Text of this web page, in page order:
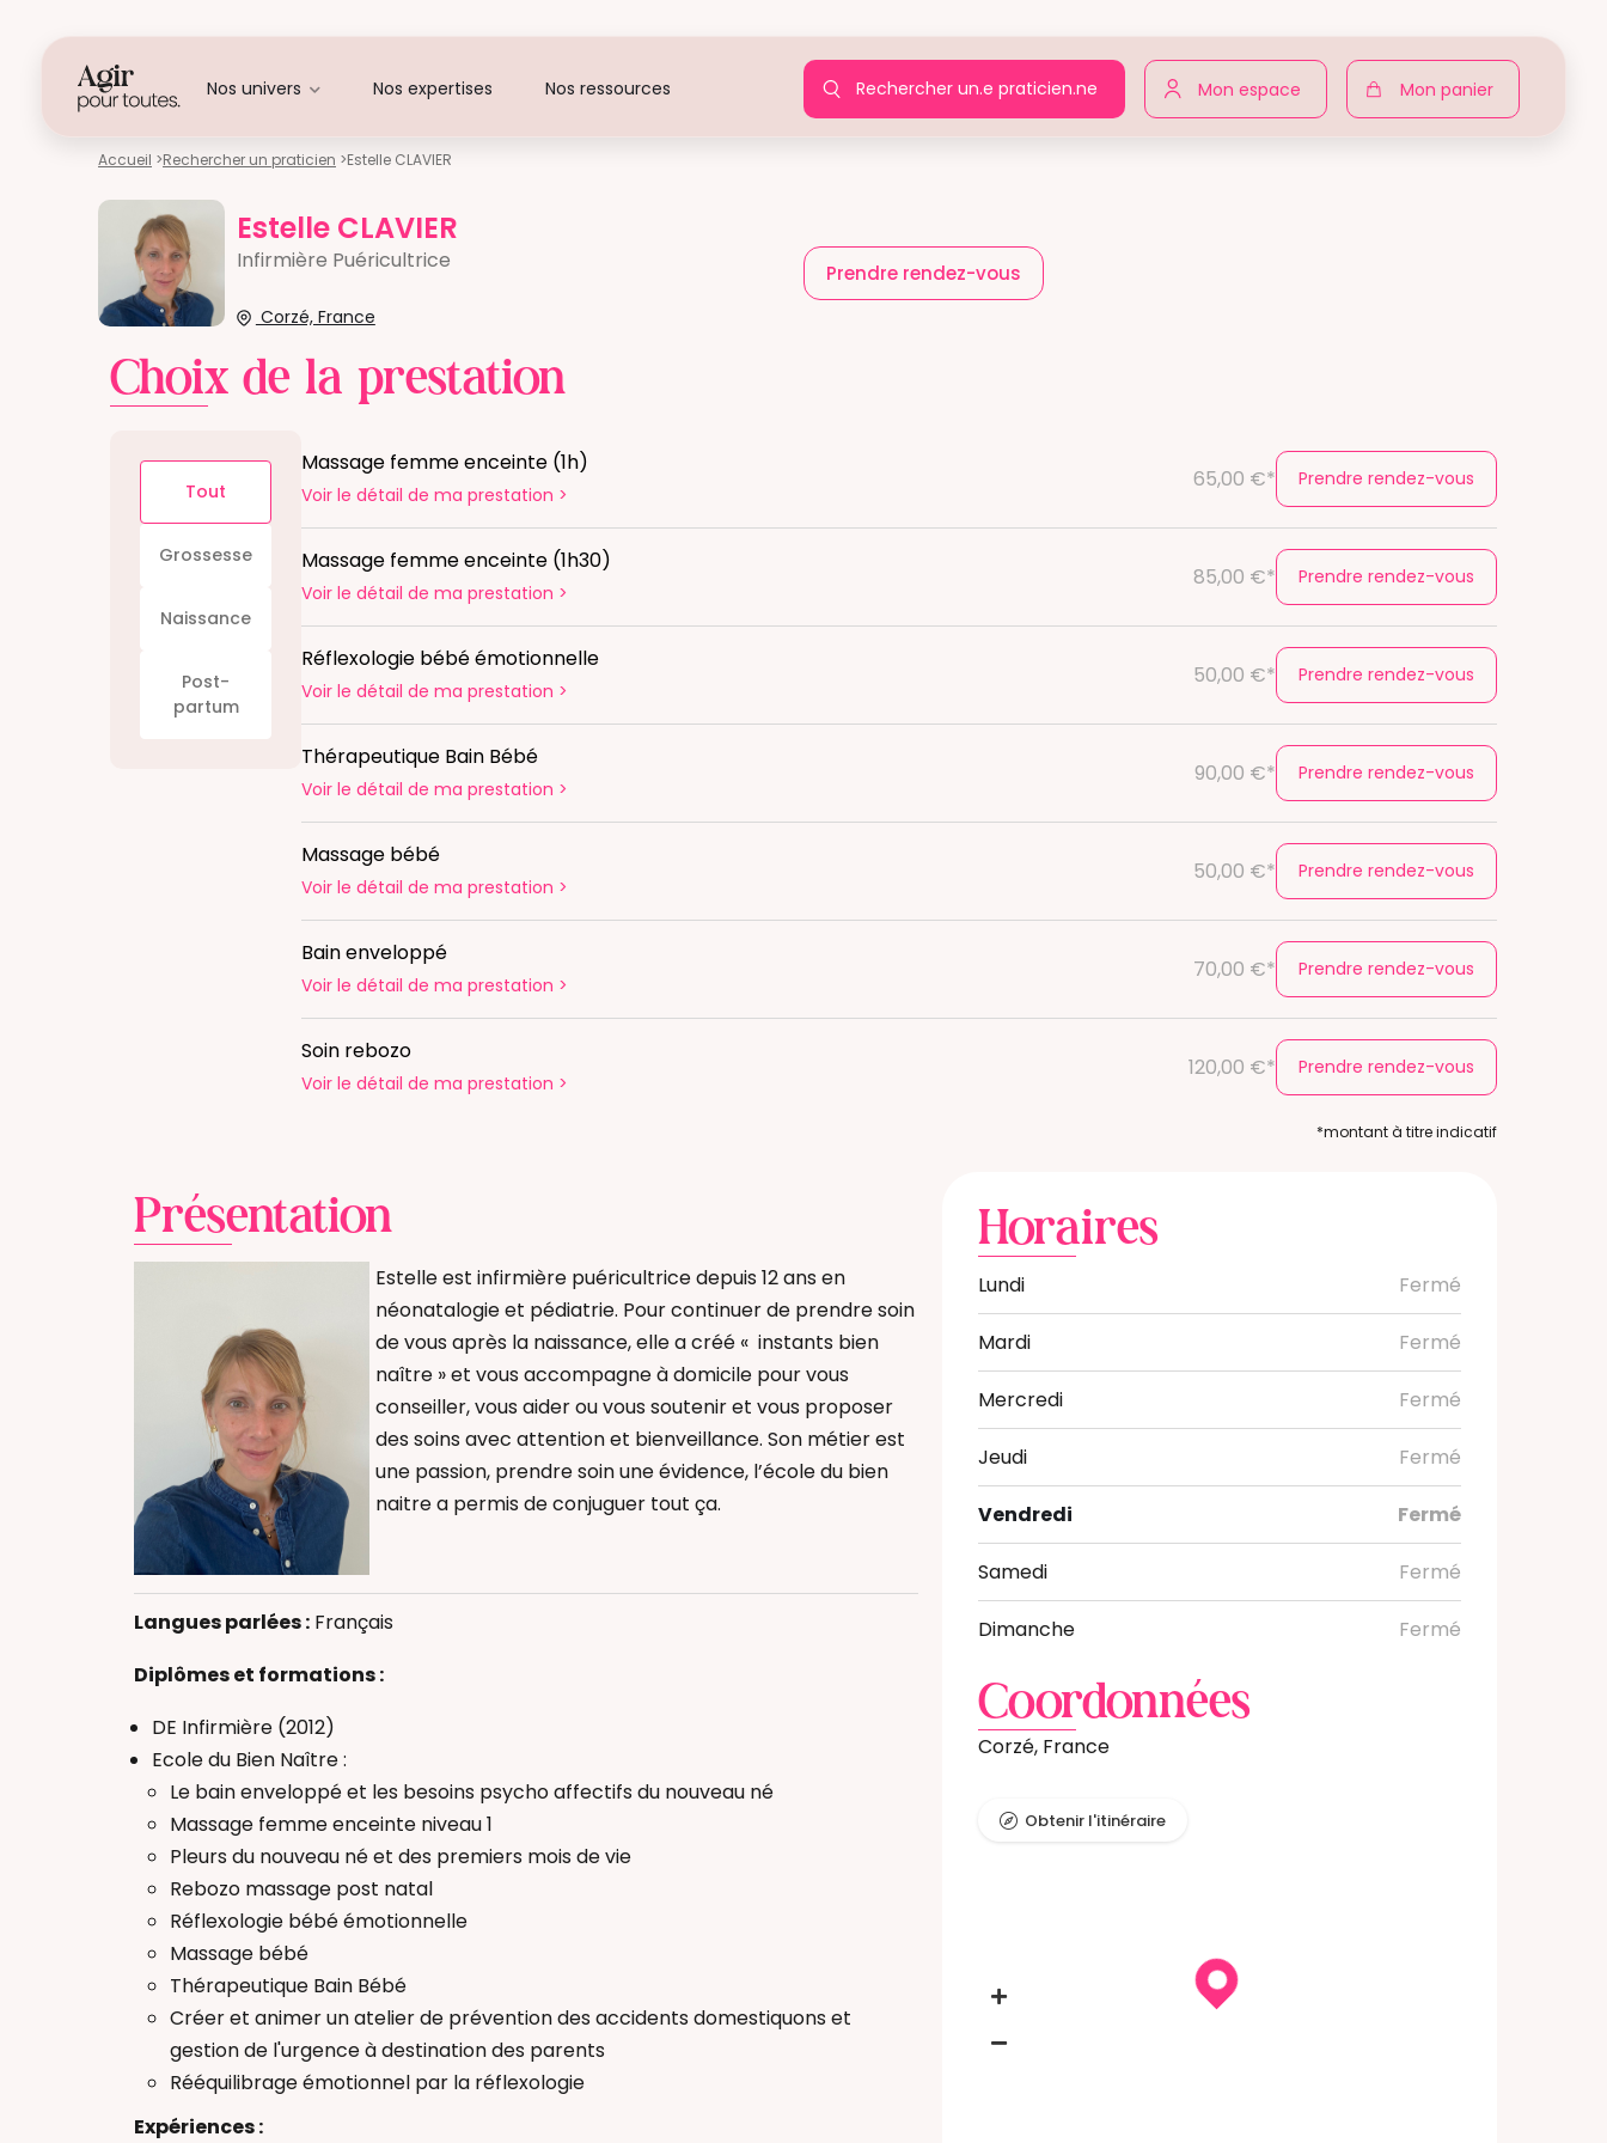
Nos univers Nos expertises Nos ressources Rechercher un.e praticien.ne Mon espace Mon panier
Accueil >Rechercher un praticien >Estelle CLAVIER
Estelle CLAVIER
Infirmière Puéricultrice
Corzé, France
Prendre rendez-vous
Choix de la prestation
Tout
Grossesse
Naissance
Post-
partum
Massage femme enceinte (1h)
Voir le détail de ma prestation >
65,00 €* Prendre rendez-vous
Massage femme enceinte (1h30)
Voir le détail de ma prestation >
85,00 €* Prendre rendez-vous
Réflexologie bébé émotionnelle
Voir le détail de ma prestation >
50,00 €* Prendre rendez-vous
Thérapeutique Bain Bébé
Voir le détail de ma prestation >
90,00 €* Prendre rendez-vous
Massage bébé
Voir le détail de ma prestation >
50,00 €* Prendre rendez-vous
Bain enveloppé
Voir le détail de ma prestation >
70,00 €* Prendre rendez-vous
Soin rebozo
Voir le détail de ma prestation >
120,00 €* Prendre rendez-vous
*montant à titre indicatif
Présentation
Estelle est infirmière puéricultrice depuis 12 ans en
néonatalogie et pédiatrie. Pour continuer de prendre soin
de vous après la naissance, elle a créé « instants bien
naître » et vous accompagne à domicile pour vous
conseiller, vous aider ou vous soutenir et vous proposer
des soins avec attention et bienveillance. Son métier est
une passion, prendre soin une évidence, l’école du bien
naitre a permis de conjuguer tout ça.
Soin Rebozo
Thérapeutique Bain Bébé
Infirmière Puéricultrice
Langues parlées : Français
Diplômes et formations :
DE Infirmière (2012)
Ecole du Bien Naître :
Le bain enveloppé et les besoins psycho affectifs du nouveau né
Massage femme enceinte niveau 1
Pleurs du nouveau né et des premiers mois de vie
Rebozo massage post natal
Réflexologie bébé émotionnelle
Massage bébé
Thérapeutique Bain Bébé
Créer et animer un atelier de prévention des accidents domestiquons et
gestion de l'urgence à destination des parents
Rééquilibrage émotionnel par la réflexologie
Expériences :
Horaires
Lundi Fermé
Mardi Fermé
Mercredi Fermé
Jeudi Fermé
Vendredi Fermé
Samedi Fermé
Dimanche Fermé
Coordonnées
Corzé, France
Obtenir l'itinéraire